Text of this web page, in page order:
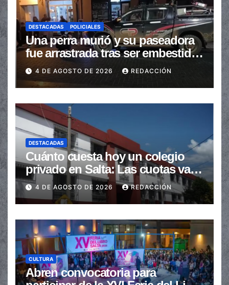
DESTACADAS POLICIALES
Una perra murió y su paseadora
fue arrastrada tras ser embestidas
en la senda peatonal
4 DE AGOSTO DE 2026 REDACCIÓN
DESTACADAS
Cuánto cuesta hoy un colegio
privado en Salta: Las cuotas van
de $110.000 a más de $600.000
4 DE AGOSTO DE 2026 REDACCIÓN
CULTURA
Abren convocatoria para